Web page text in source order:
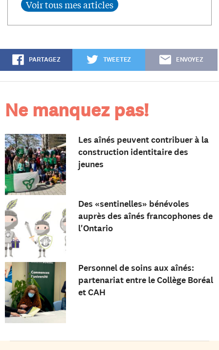
PARTAGEZ TWEETEZ ENVOYEZ
Ne manquez pas!
Les aînés peuvent contribuer à la
construction identitaire des
jeunes
Des «sentinelles» bénévoles
auprès des aînés francophones de
l'Ontario
Personnel de soins aux aînés:
partenariat entre le Collège Boréal
et CAH